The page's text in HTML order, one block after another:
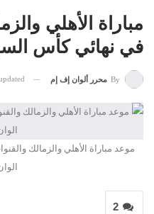
مباراة الأهلي
في نهائي كأس
By محرر ألوان إف إم
موعد مباراة الأهلي والزمالك
2